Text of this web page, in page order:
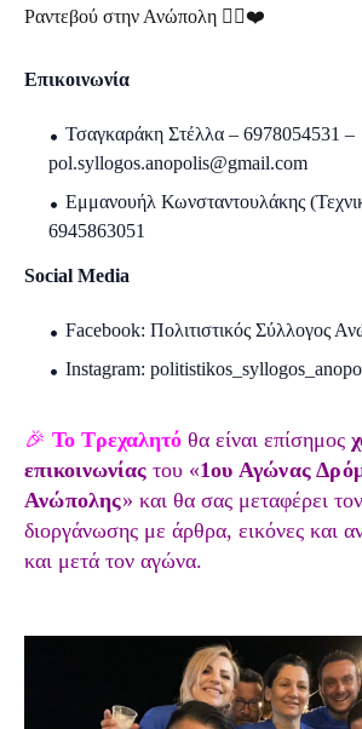
Ραντεβού στην Ανώπολη 🏃‍♂️❤️
Επικοινωνία
Τσαγκαράκη Στέλλα – 6978054531 –
pol.syllogos.anopolis@gmail.com
Εμμανουήλ Κωνσταντουλάκης
6945863051
Social Media
Facebook: Πολιτιστικός Σύλλογος
Instagram:
🎉 Το Τρεχαλητό θα είναι επίσημος
επικοινωνίας του «1ου Αγώνας
Ανώπολης» και θα σας μεταφέρει
διοργάνωσης με άρθρα, εικόνες και
και μετά τον αγώνα.